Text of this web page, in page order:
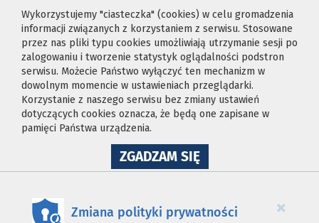
Wykorzystujemy "ciasteczka" (cookies) w celu gromadzenia
informacji związanych z korzystaniem z serwisu. Stosowane
przez nas pliki typu cookies umożliwiają utrzymanie sesji po
zalogowaniu i tworzenie statystyk oglądalności podstron
serwisu. Możecie Państwo wyłączyć ten mechanizm w
dowolnym momencie w ustawieniach przeglądarki.
Korzystanie z naszego serwisu bez zmiany ustawień
dotyczących cookies oznacza, że będą one zapisane w
pamięci Państwa urządzenia.
ZGADZAM SIĘNA
WYKORZYSTANIE
×
Zmiana polityki prywatności